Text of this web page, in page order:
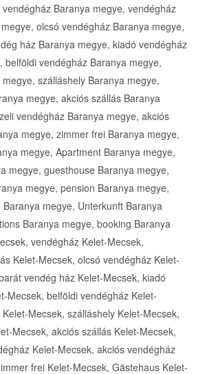
Baranya megye, vendégház
olcsó vendégház Baranya megye,
ház Baranya megye, kiadó vendégház
belföldi vendégház Baranya megye,
szálláshely Baranya megye,
megye, akciós szállás Baranya
vendégház Baranya megye, akciós
megye, zimmer frei Baranya megye,
megye, Apartment Baranya megye,
megye, guesthouse Baranya megye,
megye, pension Baranya megye,
megye, Unterkunft Baranya
Baranya megye, booking Baranya
vendégház Kelet-Mecsek,
Kelet-Mecsek, olcsó vendégház Kelet-
vendég ház Kelet-Mecsek, kiadó
Mecsek, belföldi vendégház Kelet-
Mecsek, szálláshely Kelet-Mecsek,
Mecsek, akciós szállás Kelet-Mecsek,
Kelet-Mecsek, akciós vendégház
frei Kelet-Mecsek, Gästehaus Kelet-